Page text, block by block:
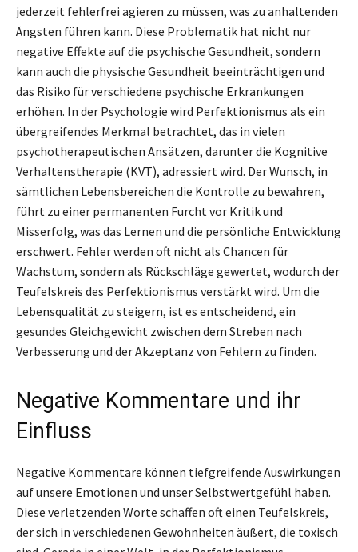
jederzeit fehlerfrei agieren zu müssen, was zu anhaltenden
Ängsten führen kann. Diese Problematik hat nicht nur
negative Effekte auf die psychische Gesundheit, sondern
kann auch die physische Gesundheit beeinträchtigen und
das Risiko für verschiedene psychische Erkrankungen
erhöhen. In der Psychologie wird Perfektionismus als ein
übergreifendes Merkmal betrachtet, das in vielen
psychotherapeutischen Ansätzen, darunter die Kognitive
Verhaltenstherapie (KVT), adressiert wird. Der Wunsch, in
sämtlichen Lebensbereichen die Kontrolle zu bewahren,
führt zu einer permanenten Furcht vor Kritik und
Misserfolg, was das Lernen und die persönliche Entwicklung
erschwert. Fehler werden oft nicht als Chancen für
Wachstum, sondern als Rückschläge gewertet, wodurch der
Teufelskreis des Perfektionismus verstärkt wird. Um die
Lebensqualität zu steigern, ist es entscheidend, ein
gesundes Gleichgewicht zwischen dem Streben nach
Verbesserung und der Akzeptanz von Fehlern zu finden.
Negative Kommentare und ihr
Einfluss
Negative Kommentare können tiefgreifende Auswirkungen
auf unsere Emotionen und unser Selbstwertgefühl haben.
Diese verletzenden Worte schaffen oft einen Teufelskreis,
der sich in verschiedenen Gewohnheiten äußert, die toxisch